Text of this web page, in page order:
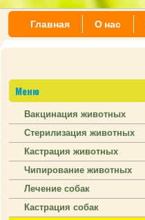
Главная О нас
Меню
Вакцинация животных
Стерилизация животных
Кастрация животных
Чипирование животных
Лечение собак
Кастрация собак